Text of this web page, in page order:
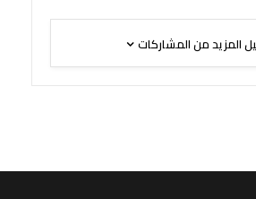
المزيد من المشاركات